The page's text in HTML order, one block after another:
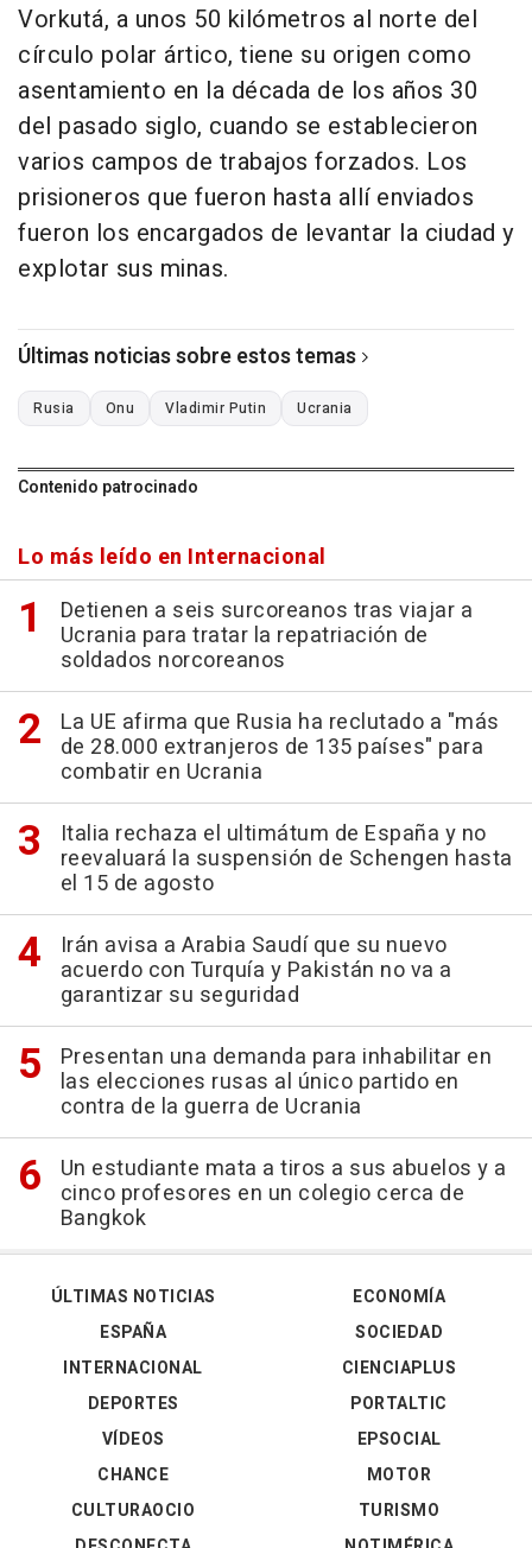
Vorkutá, a unos 50 kilómetros al norte del
círculo polar ártico, tiene su origen como
asentamiento en la década de los años 30
del pasado siglo, cuando se establecieron
varios campos de trabajos forzados. Los
prisioneros que fueron hasta allí enviados
fueron los encargados de levantar la ciudad y
explotar sus minas.
Últimas noticias sobre estos temas
Rusia Onu Vladimir Putin Ucrania
Contenido patrocinado
Lo más leído en Internacional
Detienen a seis surcoreanos tras viajar a
Ucrania para tratar la repatriación de
soldados norcoreanos
La UE afirma que Rusia ha reclutado a "más
de 28.000 extranjeros de 135 países" para
combatir en Ucrania
Italia rechaza el ultimátum de España y no
reevaluará la suspensión de Schengen hasta
el 15 de agosto
Irán avisa a Arabia Saudí que su nuevo
acuerdo con Turquía y Pakistán no va a
garantizar su seguridad
Presentan una demanda para inhabilitar en
las elecciones rusas al único partido en
contra de la guerra de Ucrania
Un estudiante mata a tiros a sus abuelos y a
cinco profesores en un colegio cerca de
Bangkok
ÚLTIMAS NOTICIAS
ESPAÑA
INTERNACIONAL
DEPORTES
VÍDEOS
ECONOMÍA
SOCIEDAD
CIENCIAPLUS
PORTALTIC
EPSOCIAL
CHANCE
CULTURAOCIO
MOTOR
TURISMO